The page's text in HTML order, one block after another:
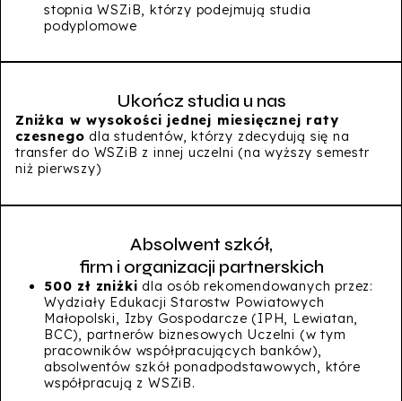
stopnia WSZiB, którzy podejmują studia
podyplomowe
Ukończ studia u nas
Zniżka w wysokości jednej miesięcznej raty
czesnego dla studentów, którzy zdecydują się na
transfer do WSZiB z innej uczelni (na wyższy semestr
niż pierwszy)
Absolwent szkół,
firm i organizacji partnerskich
500 zł zniżki dla osób rekomendowanych przez:
Wydziały Edukacji Starostw Powiatowych
Małopolski, Izby Gospodarcze (IPH, Lewiatan,
BCC), partnerów biznesowych Uczelni (w tym
pracowników współpracujących banków),
absolwentów szkół ponadpodstawowych, które
współpracują z WSZiB.